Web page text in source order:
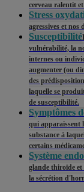
cerveau ralentit
Stress
agressives et nos
Susceptibilité
vulnérabilité, la
internes ou
augmenter (ou
des
laquelle se
de susceptibilité.
Symptômes
qui apparaissent
substance à
certains
Système
glande thiroïde et
la sécrétion